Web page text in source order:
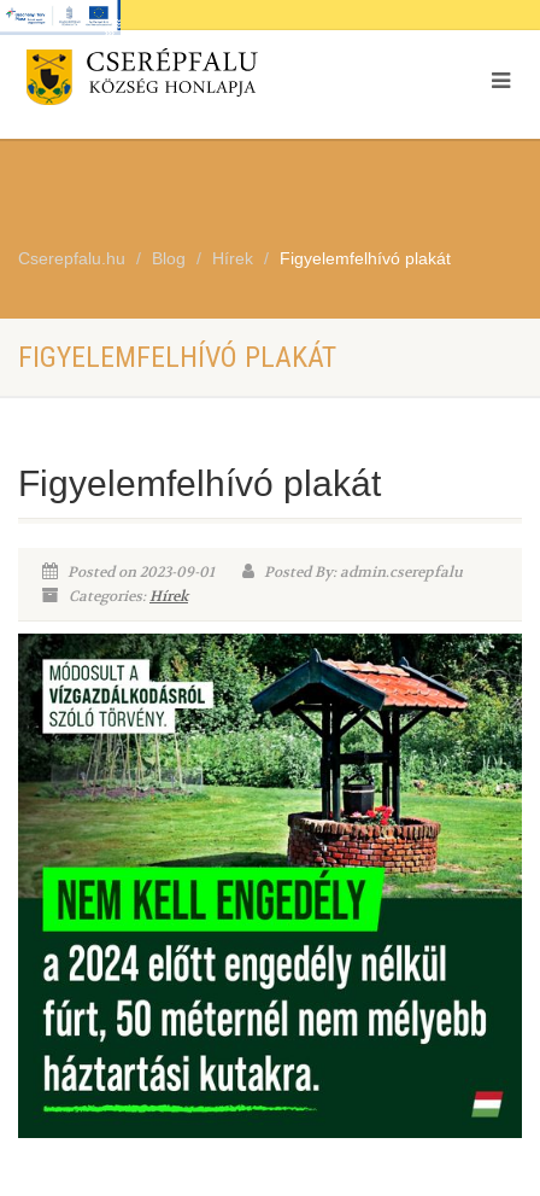
Cserepfalu.hu Blog Hírek Figyelemfelhívó plakát
FIGYELEMFELHÍVÓ PLAKÁT
Figyelemfelhívó plakát
Posted on 2023-09-01
Posted By: admin.cserepfalu
Categories:Hírek